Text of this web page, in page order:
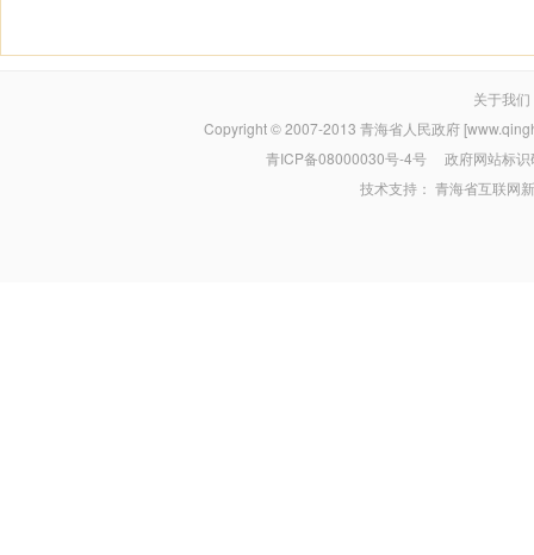
关于我们
Copyright © 2007-2013 青海省人民政府
青ICP备08000030号-4号 政府网站标
技术支持：青海省互联网